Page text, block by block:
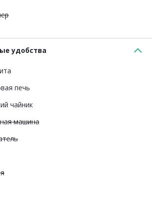
удобства
печь
чайник
машина